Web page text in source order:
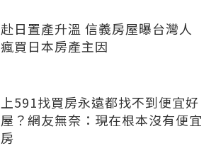
赴日置產升溫 信義房屋曝台灣人
瘋買日本房產主因
上591找買房永遠都找不到便宜好
屋？網友無奈：現在根本沒有便宜
房